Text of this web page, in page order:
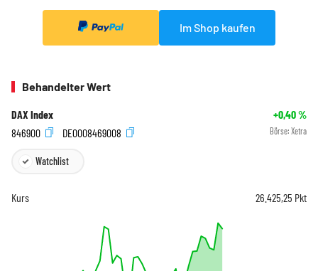
Im Shop kaufen
Behandelter Wert
DAX Index +0,40%
846900
DE0008469008 Börse: Xetra
Watchlist
Kurs 26.425,25 Pkt